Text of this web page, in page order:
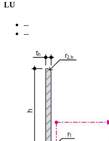
LU
--
--
h
th r2,h
r1